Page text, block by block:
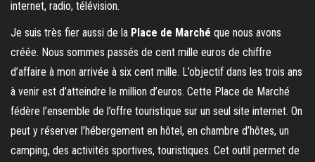
internet, radio, télévision.
Je suis très fier aussi de la Place de Marché que nous avons
créée. Nous sommes passés de cent mille euros de chiffre
d’affaire à mon arrivée à six cent mille. L’objectif dans les trois ans
à venir est d’atteindre le million d’euros. Cette Place de Marché
fédère l’ensemble de l’offre touristique sur un seul site internet. On
peut y réserver l’hébergement en hôtel, en chambre d’hôtes, un
camping, des activités sportives, touristiques. Cet outil permet de